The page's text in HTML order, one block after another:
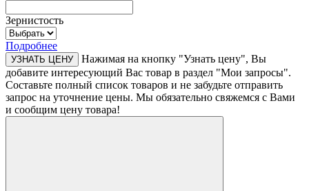
Зернистость
Подробнее
УЗНАТЬ ЦЕНУ
Нажимая на кнопку "Узнать цену", Вы
добавите интересующий Вас товар в раздел "Мои запросы".
Составьте полный список товаров и не забудьте отправить
запрос на уточнение цены. Мы обязательно свяжемся с Вами
и сообщим цену товара!